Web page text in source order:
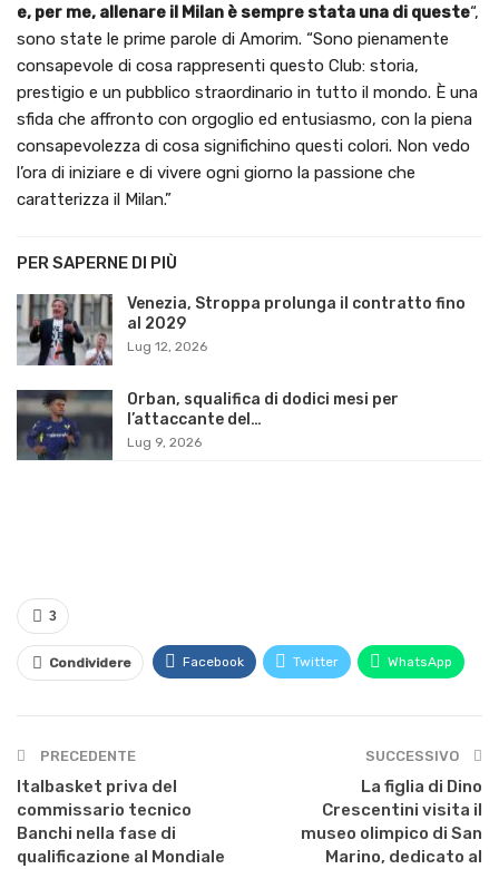
e, per me, allenare il Milan è sempre stata una di queste“,
sono state le prime parole di Amorim. “Sono pienamente
consapevole di cosa rappresenti questo Club: storia,
prestigio e un pubblico straordinario in tutto il mondo. È una
sfida che affronto con orgoglio ed entusiasmo, con la piena
consapevolezza di cosa significhino questi colori. Non vedo
l’ora di iniziare e di vivere ogni giorno la passione che
caratterizza il Milan.”
PER SAPERNE DI PIÙ
Venezia, Stroppa prolunga il contratto fino
al 2029
Lug 12, 2026
Orban, squalifica di dodici mesi per
l’attaccante del…
Lug 9, 2026
3
Condividere Facebook Twitter WhatsApp
PRECEDENTE
Italbasket priva del
commissario tecnico
Banchi nella fase di
qualificazione al Mondiale
SUCCESSIVO
La figlia di Dino
Crescentini visita il
museo olimpico di San
Marino, dedicato al